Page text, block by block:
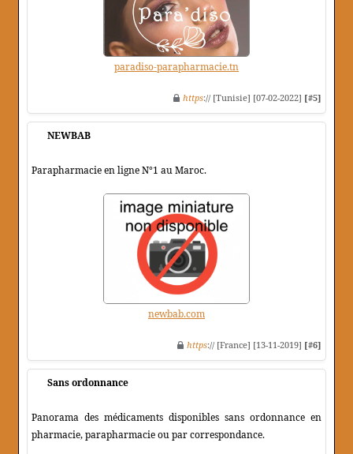
paradiso-parapharmacie.tn
https:// [Tunisie] [07-02-2022] [#5]
NEWBAB
Parapharmacie en ligne N°1 au Maroc.
newbab.com
https:// [France] [13-11-2019] [#6]
Sans ordonnance
Panorama des médicaments disponibles sans ordonnance en
pharmacie, parapharmacie ou par correspondance.